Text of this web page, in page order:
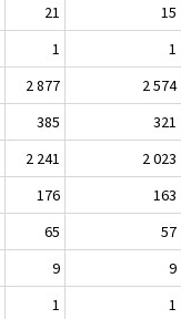
21 15
1 1
2 877 2 574
385 321
2 241 2 023
176 163
65 57
9 9
1 1